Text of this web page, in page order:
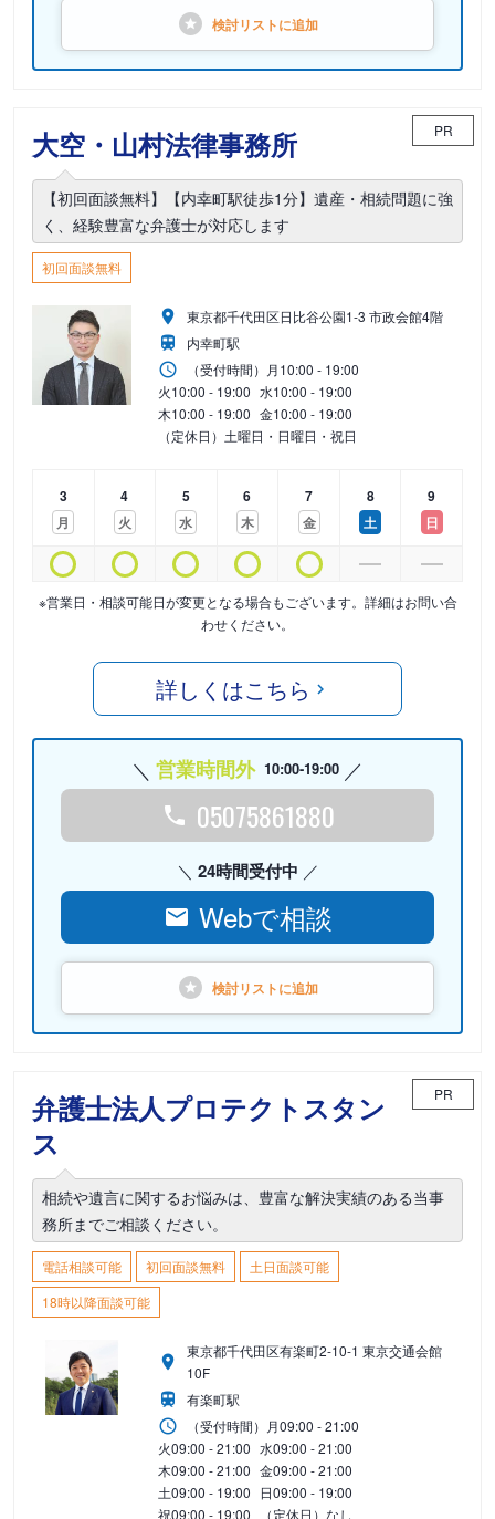
検討リストに追加
大空・山村法律事務所 PR
【初回面談無料】【内幸町駅徒歩1分】遺産・相続問題に強
く、経験豊富な弁護士が対応します
初回面談無料
東京都千代田区日比谷公園1-3 市政会館4階
内幸町駅
（受付時間） 月10:00 - 19:00
火10:00 - 19:00 水10:00 - 19:00
木10:00 - 19:00 金10:00 - 19:00
（定休日）土曜日・日曜日・祝日
3
月
4
火
5
水
6
木
7
金
8
土
9
日
※営業日・相談可能日が変更となる場合もございます。詳細はお問い合
わせください。
詳しくはこちら
営業時間外 10:00-19:00
05075861880
24時間受付中
Webで相談
検討リストに追加
弁護士法人プロテクトスタン
ス
PR
相続や遺言に関するお悩みは、豊富な解決実績のある当事
務所までご相談ください。
電話相談可能 初回面談無料
土日面談可能
18時以降面談可能
東京都千代田区有楽町2-10-1 東京交通会館
10F
有楽町駅
（受付時間） 月09:00 - 21:00
火09:00 - 21:00 水09:00 - 21:00
木09:00 - 21:00 金09:00 - 21:00
土09:00 - 19:00 日09:00 - 19:00
祝09:00 - 19:00 （定休日）なし